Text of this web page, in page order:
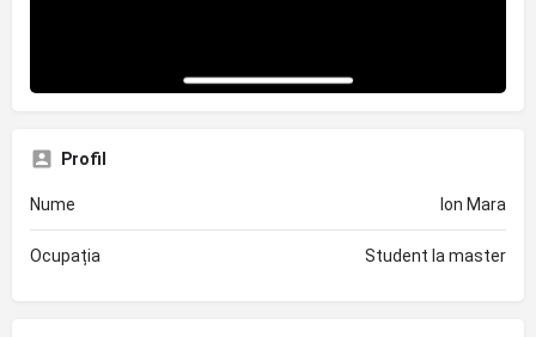
Profil
Nume Ion Mara
Ocupația Student la master